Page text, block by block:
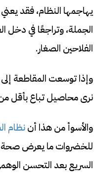
يهاجمها النظام، فقد
الجملة، وتراجعًا في
الفلاحين الصغار.
نرى محاصيل تباع بأقل
والأسوأ من هذا أننظام
للخضروات ما يعرض صحة
السريع بعد التحسن